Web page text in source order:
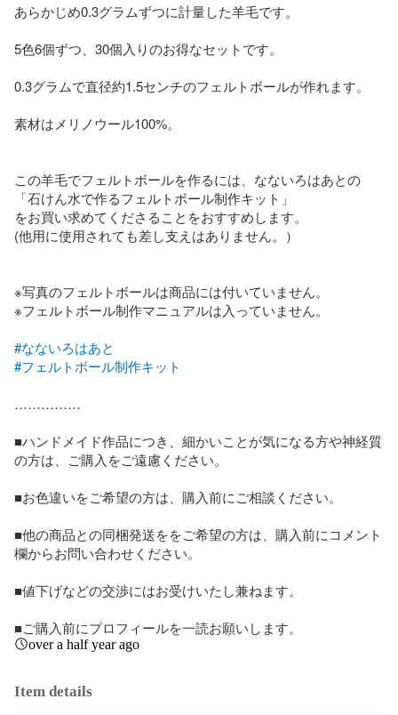
あらかじめ0.3グラムずつに計量した羊毛です。
5色6個ずつ、30個入りのお得なセットです。
0.3グラムで直径約1.5センチのフェルトボールが作れます。
素材はメリノウール100%。
この羊毛でフェルトボールを作るには、なないろはあとの
「石けん水で作るフェルトボール制作キット」
をお買い求めてくださることをおすすめします。
(他用に使用されても差し支えはありません。）
※写真のフェルトボールは商品には付いていません。
※フェルトボール制作マニュアルは入っていません。
#なないろはあと
#フェルトボール制作キット
……………
■ハンドメイド作品につき、細かいことが気になる方や神経質
の方は、ご購入をご遠慮ください。
■お色違いをご希望の方は、購入前にご相談ください。
■他の商品との同梱発送ををご希望の方は、購入前にコメント
欄からお問い合わせください。
■値下げなどの交渉にはお受けいたし兼ねます。
■ご購入前にプロフィールを一読お願いします。
over a half year ago
Item details